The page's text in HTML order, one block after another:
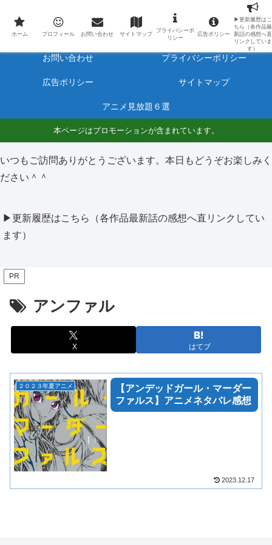
最新アニメのあらすじと感想をネタバレ有りで毎日更新しています。
ホーム プロフィール
お問い合わせ プライバシーポリシー
広告ポリシー サイトマップ
アニメ見放題６選
本ページはプロモーションが含まれています。
いつもご訪問ありがとうございます。本日もどうぞお楽しみく
ださい＾＾
▶更新履歴はこちら（各作品最新話の感想へ直リンクしてい
ます）
PR
アンファル
X はてブ
２０２３年夏アニメ
【アンデッドガール・マーダー
ファルス】アニメネタバレ感想
2023.12.17
ホーム プロフィール お問い合わせ サイトマップ
プライバシーポ
リシー
広告ポリシー
▶更新履歴はこ
ちら（各作品最
新話の感想へ直
リンクしていま
す）